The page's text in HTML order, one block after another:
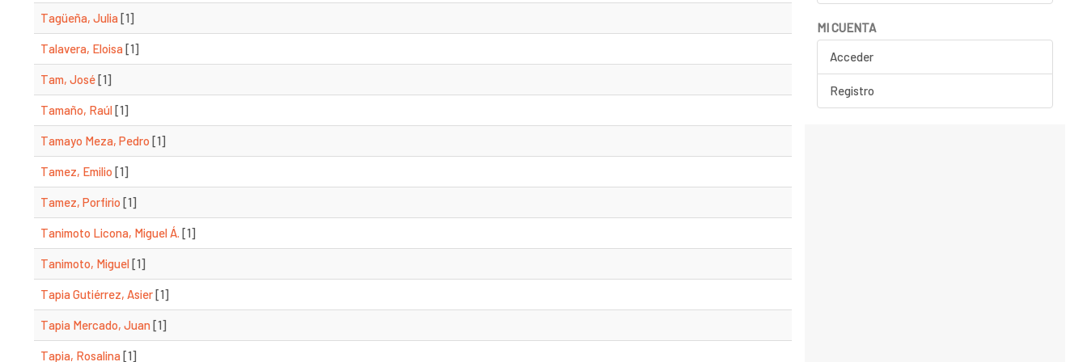
Tagüeña, Julia[1]
Talavera, Eloisa[1]
Tam, José[1]
Tamaño, Raúl[1]
Tamayo Meza, Pedro [1]
Tamez, Emilio [1]
Tamez, Porfirio [1]
Tanimoto Licona, Miguel Á. [1]
Tanimoto, Miguel[1]
Tapia Gutiérrez, Asier[1]
Tapia Mercado, Juan[1]
Tapia, Rosalina[1]
MI CUENTA
Acceder
Registro